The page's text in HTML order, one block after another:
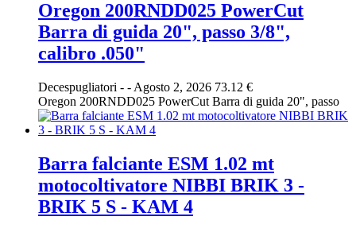
Oregon 200RNDD025 PowerCut
Barra di guida 20", passo 3/8",
calibro .050"
Decespugliatori - - Agosto 2, 2026 73.12 €
Oregon 200RNDD025 PowerCut Barra di guida 20", passo
Barra falciante ESM 1.02 mt
motocoltivatore NIBBI BRIK 3 -
BRIK 5 S - KAM 4